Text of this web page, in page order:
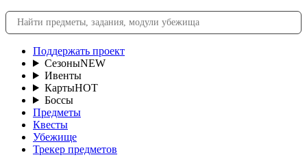
Поддержать проект
СезоныNEW
Ивенты
КартыHOT
Боссы
Предметы
Квесты
Убежище
Трекер предметов